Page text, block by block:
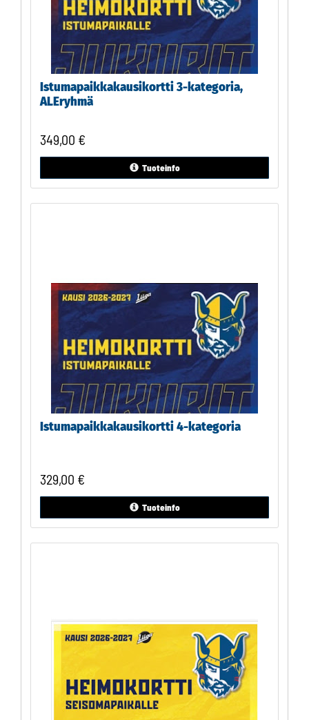
Istumapaikkakausikortti 3-kategoria,
ALEryhmä
349,00 €
Tuoteinfo
Istumapaikkakausikortti 4-kategoria
329,00 €
Tuoteinfo